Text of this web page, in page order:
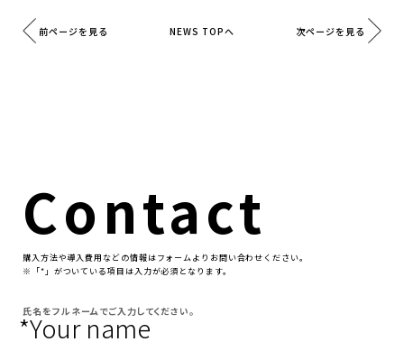
前ページを見る NEWS TOPへ 次ページを見る
Contact
購⼊⽅法や導⼊費⽤などの情報はフォームよりお問い合わせください。
※「*」がついている項⽬は⼊⼒が必須となります。
氏名をフルネームでご入力してください。
*Your name